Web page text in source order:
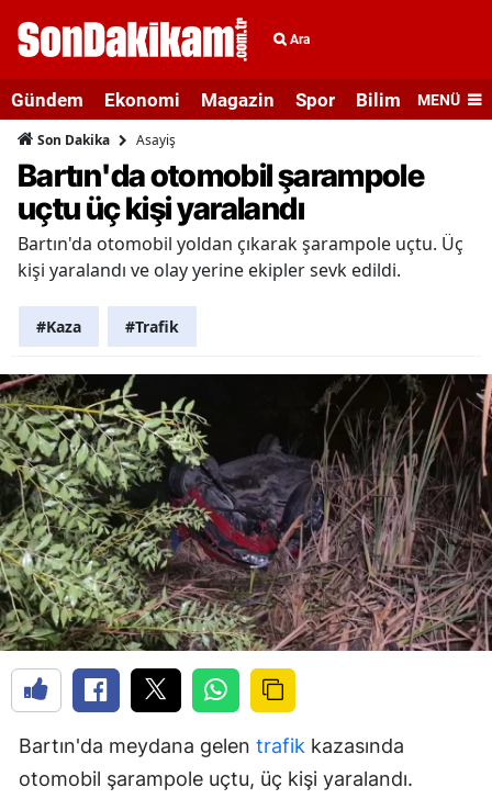
Ara
Gündem Ekonomi Magazin Spor Bilim veMENÜ
Son Dakika Asayiş
Bartın'da otomobil şarampole
uçtu üç kişi yaralandı
Bartın'da otomobil yoldan çıkarak şarampole uçtu. Üç
kişi yaralandı ve olay yerine ekipler sevk edildi.
#Kaza #Trafik
Bartın'da meydana gelen trafik kazasında
otomobil şarampole uçtu, üç kişi yaralandı.